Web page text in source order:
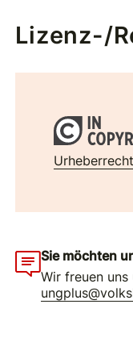
Lizenz-/
Sie möchten
Wir freuen